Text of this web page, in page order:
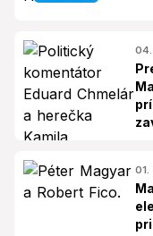
01.